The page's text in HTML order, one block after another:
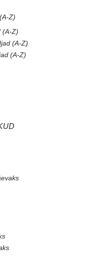
Z)
(A-Z)
(A-Z)
(A-Z)